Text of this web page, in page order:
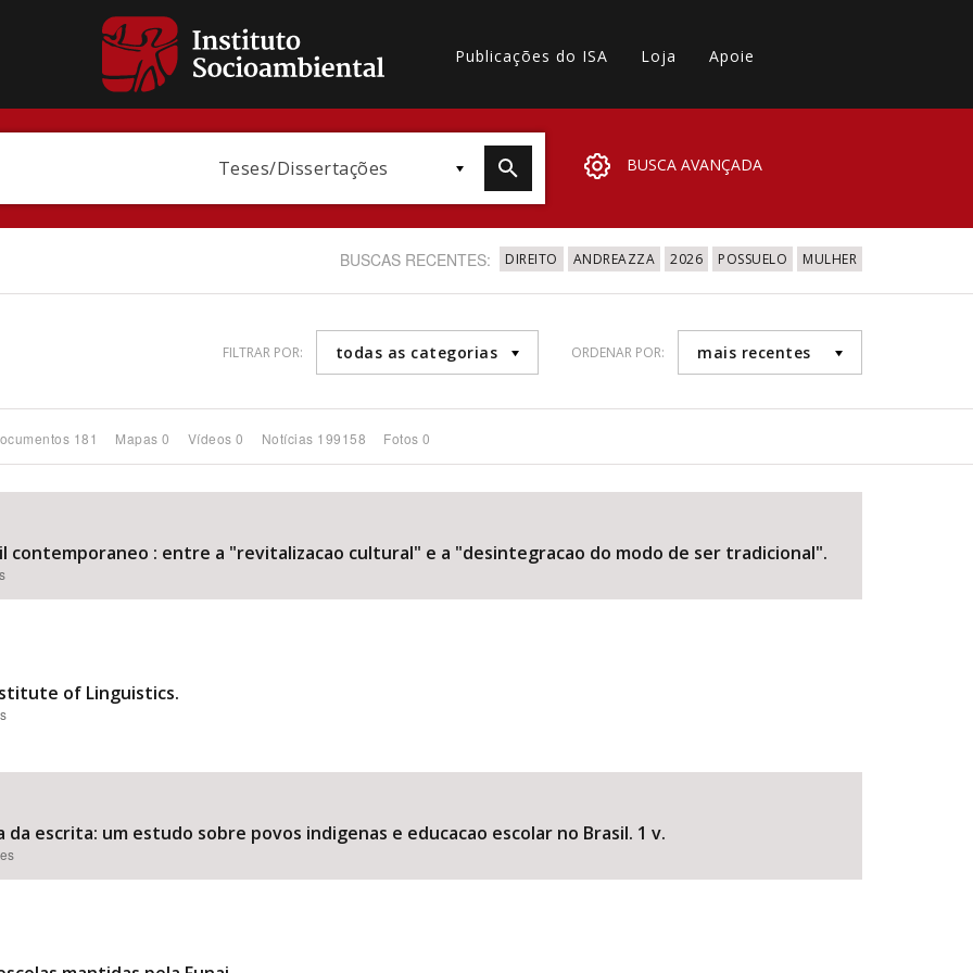
Publicações do ISA Loja Apoie
Teses/Dissertações BUSCA AVANÇADA
BUSCAS RECENTES: DIREITO ANDREAZZA 2026 POSSUELO MULHER
FILTRAR POR: todas as categorias ORDENAR POR: mais recentes
181 Mapas 0 Vídeos 0 Notícias 199158 Fotos 0
contemporaneo : entre a "revitalizacao cultural" e a "desintegracao do modo de ser tradicional".
of Linguistics.
escrita: um estudo sobre povos indigenas e educacao escolar no Brasil. 1 v.